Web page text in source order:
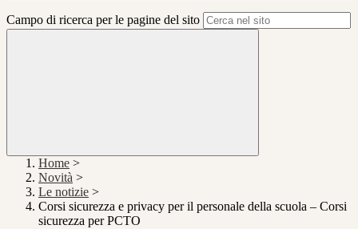
Campo di ricerca per le pagine del sito
Home >
Novità >
Le notizie >
Corsi sicurezza e privacy per il personale della scuola – Corsi
sicurezza per PCTO